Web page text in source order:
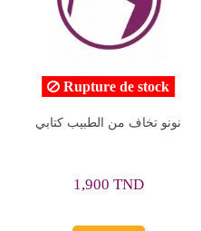
نونو تخاف
الامير الضفدع - سلسلة
4,500 TND
Ajouter au